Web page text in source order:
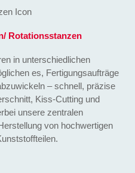
Rotationsstanzen
in unterschiedlichen
es, Fertigungsaufträge
– schnell, präzise
Kiss-Cutting und
unsere zentralen
von hochwertigen